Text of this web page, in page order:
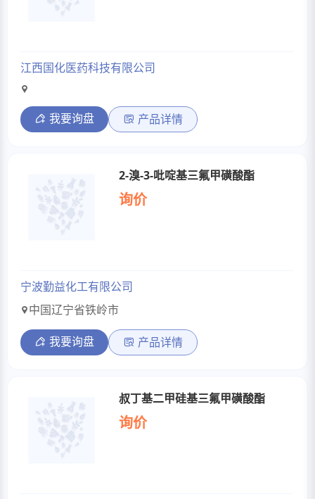
江西国化医药科技有限公司
我要询盘 产品详情
2-溴-3-吡啶基三氟甲磺酸酯
询价
宁波勤益化工有限公司
中国辽宁省铁岭市
我要询盘 产品详情
叔丁基二甲硅基三氟甲磺酸酯
询价